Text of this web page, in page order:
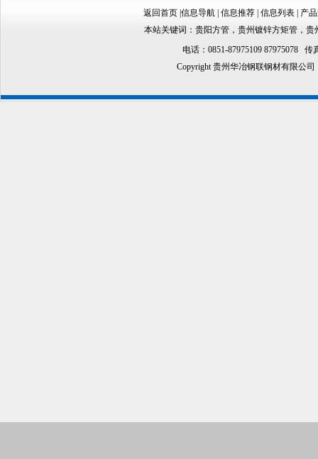
返回首页 信息导航 信息推荐 信息列表
产
本站关键词： 贵阳方管， 贵州镀锌方矩管， 贵
电话：0851-87975109 87975078 传
Copyright 贵州华冶钢联钢材有限公